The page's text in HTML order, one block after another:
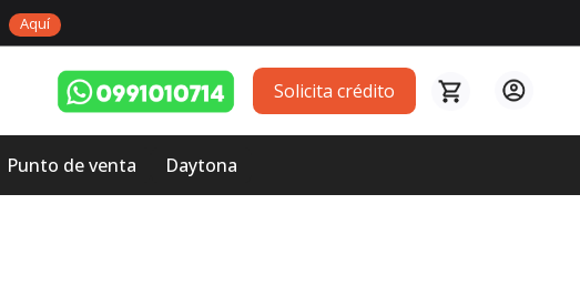
Aquí
Solicita crédito
Punto de venta Daytona